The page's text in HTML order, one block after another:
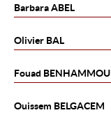
BarbaraABEL
Olivier BAL
Fouad BENHAMMOU
Ouissem BELGACEM